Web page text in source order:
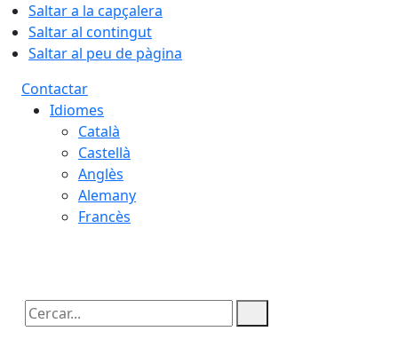
Saltar a la capçalera
Saltar al contingut
Saltar al peu de pàgina
Contactar
Idiomes
Català
Castellà
Anglès
Alemany
Francès
Cercar: